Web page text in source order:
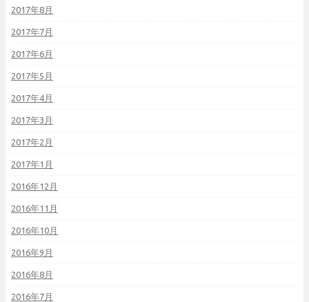
2017年8月
2017年7月
2017年6月
2017年5月
2017年4月
2017年3月
2017年2月
2017年1月
2016年12月
2016年11月
2016年10月
2016年9月
2016年8月
2016年7月